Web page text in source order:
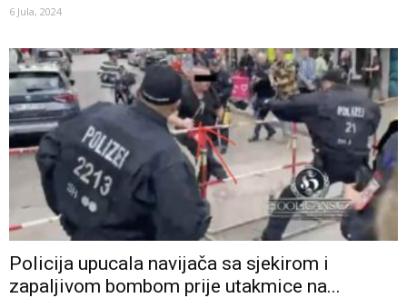
6 Jula, 2024
Policija upucala navijača sa sjekirom i
zapaljivom bombom prije utakmice na...